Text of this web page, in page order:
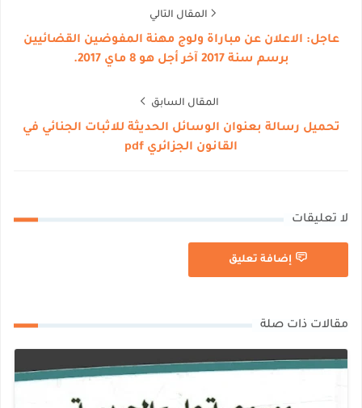
المقال التالي
عاجل: الاعلان عن مباراة ولوج مهنة المفوضين القضائيين
برسم سنة 2017‎ آخر أجل هو 8 ماي 2017.
المقال السابق
تحميل رسالة بعنوان الوسائل الحديثة للاثبات الجنائي في
القانون الجزائري pdf
لا تعليقات
إضافة تعليق
مقالات ذات صلة